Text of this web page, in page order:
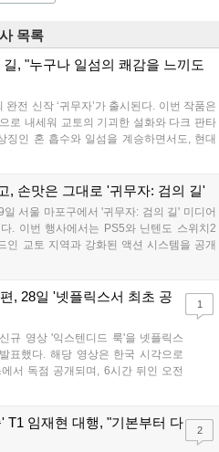
목록
, "누구나 일섬의 쾌감을 느끼도
전 신작 ‘귀무자’가 출시된다. 이번 작품은
로 내세워 교토의 기괴한 설화와 다크 판타
징인 혼 흡수와 일섬을 계승하면서도, 현대
일섬'을 더해 전투의 깊이를 더했다. 개발
문가의 모션 캡처를 통해 리얼리티를 극대
맛과 다크 판타지 분위기를 충실히 담아내어
두에게 새로운 재미를 선사할 예정이다....
, 손맛은 그대로 '귀무자: 검의 길'
서울 마포구에서 '귀무자: 검의 길' 미디어
. 이번 행사에서는 PS5와 닌텐도 스위치2
인 교토 지역과 강화된 액션 시스템을 공개
사시가 오니를 정화하는 과정을 담았으며,
감을 높였습니다....
, 28일 '넷플릭스서 최초 공
규 영상 '익스텐디드 룩'을 넷플릭스
표했다. 해당 영상은 한국 시각으로
서 독점 공개되며, 6시간 뒤인 오전
이지에서도 확인할 수 있다. 기존보
마케팅 방식에 어떤 변화를 가져올지
있다....
1
T1 임재현 대행, "기본부터 다
2